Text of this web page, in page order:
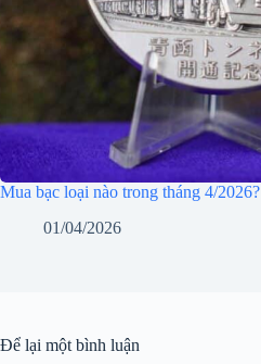
Mua bạc loại nào trong tháng 4/2026?
01/04/2026
Để lại một bình luận